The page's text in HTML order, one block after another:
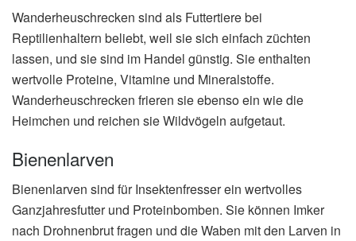
Wanderheuschrecken sind als Futtertiere bei
Reptilienhaltern beliebt, weil sie sich einfach züchten
lassen, und sie sind im Handel günstig. Sie enthalten
wertvolle Proteine, Vitamine und Mineralstoffe.
Wanderheuschrecken frieren sie ebenso ein wie die
Heimchen und reichen sie Wildvögeln aufgetaut.
Bienenlarven
Bienenlarven sind für Insektenfresser ein wertvolles
Ganzjahresfutter und Proteinbomben. Sie können Imker
nach Drohnenbrut fragen und die Waben mit den Larven in